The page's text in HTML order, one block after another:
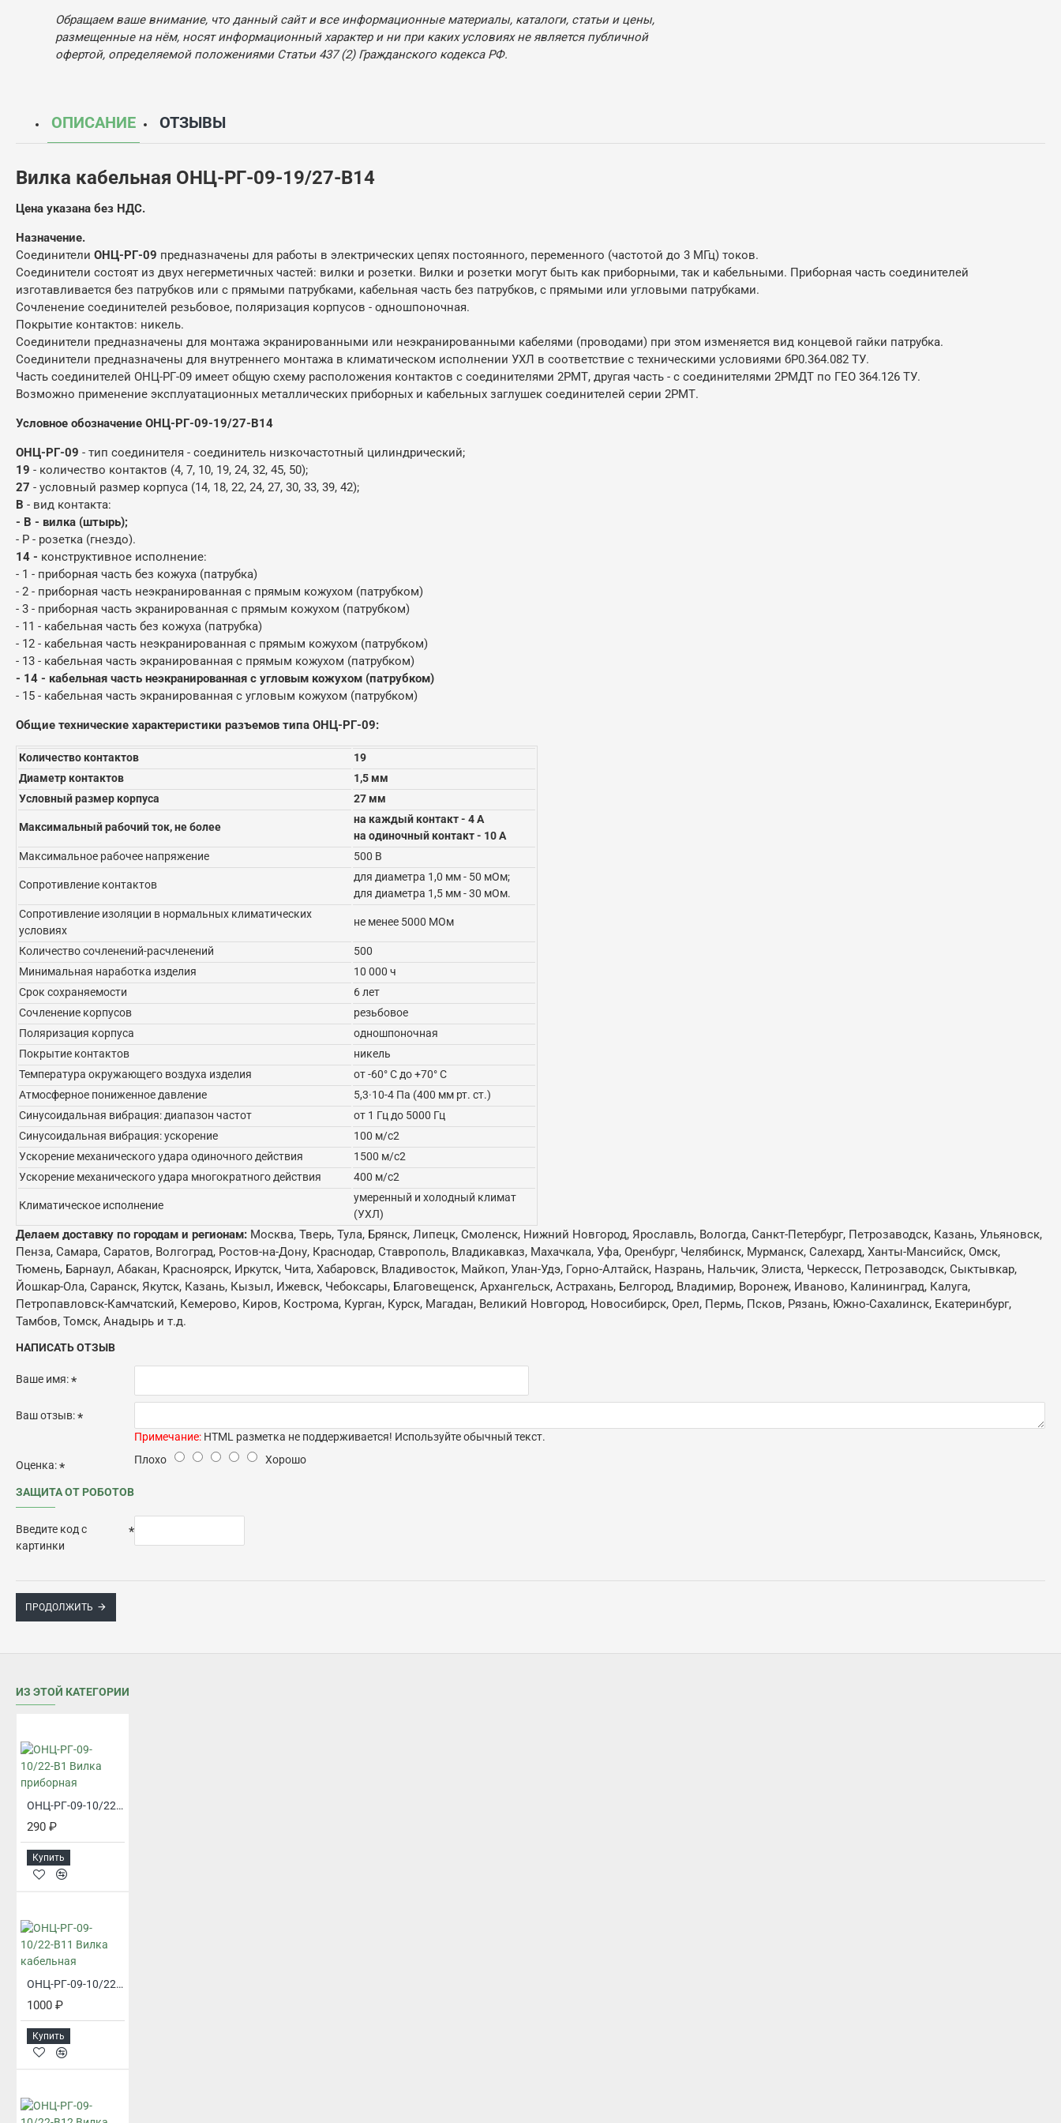
Обращаем ваше внимание, что данный сайт и все информационные материалы, каталоги, статьи и цены,
размещенные на нём, носят информационный характер и ни при каких условиях не является публичной
офертой, определяемой положениями Статьи 437 (2) Гражданского кодекса РФ.
ОПИСАНИЕ ОТЗЫВЫ
Вилка кабельная ОНЦ-РГ-09-19/27-В14
Цена указана без НДС.
Назначение.
Соединители ОНЦ-РГ-09 предназначены для работы в электрических цепях постоянного, переменного (частотой до 3 МГц) токов.
Соединители состоят из двух негерметичных частей: вилки и розетки. Вилки и розетки могут быть как приборными, так и кабельными. Приборная часть соединителей
изготавливается без патрубков или с прямыми патрубками, кабельная часть без патрубков, с прямыми или угловыми патрубками.
Сочленение соединителей резьбовое, поляризация корпусов - одношпоночная.
Покрытие контактов: никель.
Соединители предназначены для монтажа экранированными или неэкранированными кабелями (проводами) при этом изменяется вид концевой гайки патрубка.
Соединители предназначены для внутреннего монтажа в климатическом исполнении УХЛ в соответствие с техническими условиями бР0.364.082 ТУ.
Часть соединителей ОНЦ-РГ-09 имеет общую схему расположения контактов с соединителями 2РМТ, другая часть - с соединителями 2РМДТ по ГЕО 364.126 ТУ.
Возможно применение эксплуатационных металлических приборных и кабельных заглушек соединителей серии 2РМТ.
Условное обозначение ОНЦ-РГ-09-19/27-В14
ОНЦ-РГ-09 - тип соединителя - соединитель низкочастотный цилиндрический;
19 - количество контактов (4, 7, 10, 19, 24, 32, 45, 50);
27 - условный размер корпуса (14, 18, 22, 24, 27, 30, 33, 39, 42);
В - вид контакта:
- В - вилка (штырь);
- Р - розетка (гнездо).
14 - конструктивное исполнение:
- 1 - приборная часть без кожуха (патрубка)
- 2 - приборная часть неэкранированная с прямым кожухом (патрубком)
- 3 - приборная часть экранированная с прямым кожухом (патрубком)
- 11 - кабельная часть без кожуха (патрубка)
- 12 - кабельная часть неэкранированная с прямым кожухом (патрубком)
- 13 - кабельная часть экранированная с прямым кожухом (патрубком)
- 14 - кабельная часть неэкранированная с угловым кожухом (патрубком)
- 15 - кабельная часть экранированная с угловым кожухом (патрубком)
Общие технические характеристики разъемов типа ОНЦ-РГ-09:
Количество контактов
19
Диаметр контактов
1,5 мм
Условный размер корпуса
27 мм
Максимальный рабочий ток, не более
на каждый контакт - 4 А
на одиночный контакт - 10 А
Максимальное рабочее напряжение
500 В
Сопротивление контактов
для диаметра 1,0 мм - 50 мОм;
для диаметра 1,5 мм - 30 мОм.
Сопротивление изоляции в нормальных климатических
условиях
не менее 5000 МОм
Количество сочленений-расчленений
500
Минимальная наработка изделия
10 000 ч
Срок сохраняемости
6 лет
Сочленение корпусов
резьбовое
Поляризация корпуса
одношпоночная
Покрытие контактов
никель
Температура окружающего воздуха изделия
от -60° С до +70° С
Атмосферное пониженное давление
5,3·10-4 Па (400 мм рт. ст.)
Синусоидальная вибрация: диапазон частот
от 1 Гц до 5000 Гц
Синусоидальная вибрация: ускорение
100 м/с2
Ускорение механического удара одиночного действия
1500 м/с2
Ускорение механического удара многократного действия
400 м/с2
Климатическое исполнение
умеренный и холодный климат
(УХЛ)
Делаем доставку по городам и регионам: Москва, Тверь, Тула, Брянск, Липецк, Смоленск, Нижний Новгород, Ярославль, Вологда, Санкт-Петербург, Петрозаводск, Казань, Ульяновск,
Пенза, Самара, Саратов, Волгоград, Ростов-на-Дону, Краснодар, Ставрополь, Владикавказ, Махачкала, Уфа, Оренбург, Челябинск, Мурманск, Салехард, Ханты-Мансийск, Омск,
Тюмень, Барнаул, Абакан, Красноярск, Иркутск, Чита, Хабаровск, Владивосток, Майкоп, Улан-Удэ, Горно-Алтайск, Назрань, Нальчик, Элиста, Черкесск, Петрозаводск, Сыктывкар,
Йошкар-Ола, Саранск, Якутск, Казань, Кызыл, Ижевск, Чебоксары, Благовещенск, Архангельск, Астрахань, Белгород, Владимир, Воронеж, Иваново, Калининград, Калуга,
Петропавловск-Камчатский, Кемерово, Киров, Кострома, Курган, Курск, Магадан, Великий Новгород, Новосибирск, Орел, Пермь, Псков, Рязань, Южно-Сахалинск, Екатеринбург,
Тамбов, Томск, Анадырь и т.д.
НАПИСАТЬ ОТЗЫВ
Ваше имя:
Ваш отзыв:
Примечание: HTML разметка не поддерживается! Используйте обычный текст.
Оценка: Плохо Хорошо
ЗАЩИТА ОТ РОБОТОВ
Введите код с
картинки
ПРОДОЛЖИТЬ
ИЗ ЭТОЙ КАТЕГОРИИ
ОНЦ-РГ-09-10/22-В1 Вилка приборная
290 ₽
Купить
ОНЦ-РГ-09-10/22-В11 Вилка кабельная
1000 ₽
Купить